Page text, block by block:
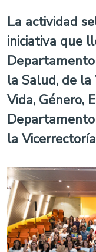
La actividad
iniciativa que
la Salud, de
Vida, Género,
la